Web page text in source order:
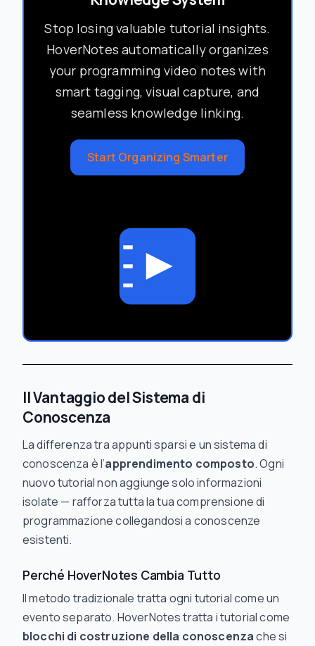
Stop losing valuable tutorial insights.
HoverNotes automatically organizes
your programming video notes with
smart tagging, visual capture, and
seamless knowledge linking.
Start Organizing Smarter
Il Vantaggio del Sistema di
Conoscenza
La differenza tra appunti sparsi e un sistema di
conoscenza è l’apprendimento composto. Ogni
nuovo tutorial non aggiunge solo informazioni
isolate — rafforza tutta la tua comprensione di
programmazione collegandosi a conoscenze
esistenti.
Perché HoverNotes Cambia Tutto
Il metodo tradizionale tratta ogni tutorial come un
evento separato. HoverNotes tratta i tutorial come
blocchi di costruzione della conoscenzache si